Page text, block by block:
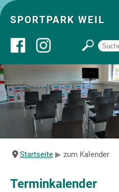
SPORTPARK WEIL
Über uns
Startseite
Angebote
Startseite zum Kalender
Terminkalender